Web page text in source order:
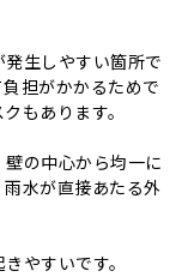
生しやすい箇所で
担がかかるためで
もあります。
の中心から均一に
水が直接あたる外
やすいです。